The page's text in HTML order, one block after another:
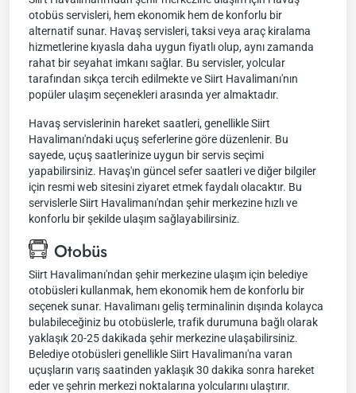
otobüs servisleri, hem ekonomik hem de konforlu bir
alternatif sunar. Havaş servisleri, taksi veya araç kiralama
hizmetlerine kıyasla daha uygun fiyatlı olup, aynı zamanda
rahat bir seyahat imkanı sağlar. Bu servisler, yolcular
tarafından sıkça tercih edilmekte ve Siirt Havalimanı'nın
popüler ulaşım seçenekleri arasında yer almaktadır.
Havaş servislerinin hareket saatleri, genellikle Siirt
Havalimanı'ndaki uçuş seferlerine göre düzenlenir. Bu
sayede, uçuş saatlerinize uygun bir servis seçimi
yapabilirsiniz. Havaş'ın güncel sefer saatleri ve diğer bilgiler
için resmi web sitesini ziyaret etmek faydalı olacaktır. Bu
servislerle Siirt Havalimanı'ndan şehir merkezine hızlı ve
konforlu bir şekilde ulaşım sağlayabilirsiniz.
Otobüs
Siirt Havalimanı'ndan şehir merkezine ulaşım için belediye
otobüsleri kullanmak, hem ekonomik hem de konforlu bir
seçenek sunar. Havalimanı geliş terminalinin dışında kolayca
bulabileceğiniz bu otobüslerle, trafik durumuna bağlı olarak
yaklaşık 20-25 dakikada şehir merkezine ulaşabilirsiniz.
Belediye otobüsleri genellikle Siirt Havalimanı'na varan
uçuşların varış saatinden yaklaşık 30 dakika sonra hareket
eder ve şehrin merkezi noktalarına yolcularını ulaştırır.